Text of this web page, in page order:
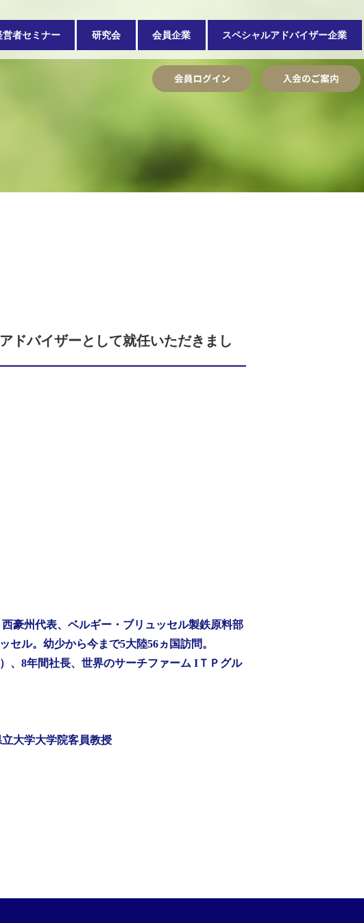
営者セミナー 研究会 会員企業 スペシャルアドバイザー企業
バイザーとして就任いただきまし
豪州代表、ベルギー・ブリュッセル製鉄原料部
ル。幼少から今まで5大陸56ヵ国訪問。
、8年間社長、世界のサーチファーム IＴＰグル
大学大学院客員教授